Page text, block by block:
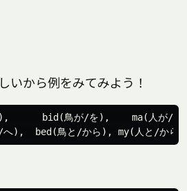
いから例をみてみよう！
),      bid(鳥が/を),    ma(人が/を